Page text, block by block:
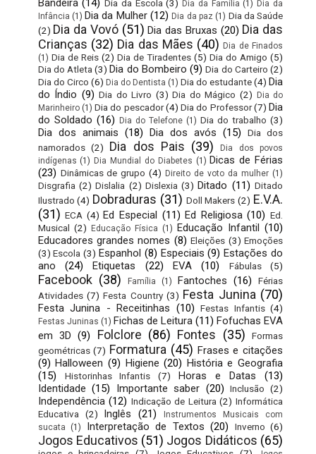
Bandeira (14) Dia da Escola (3) Dia da Família (1) Dia da
Infância (1) Dia da Mulher (12) Dia da paz (1) Dia da Saúde
(2) Dia da Vovó (51) Dia das Bruxas (20) Dia das
Crianças (32) Dia das Mães (40) Dia de Finados
(1) Dia de Reis (2) Dia de Tiradentes (5) Dia do Amigo (5)
Dia do Atleta (3) Dia do Bombeiro (9) Dia do Carteiro (2)
Dia do Circo (6) Dia do Dentista (1) Dia do estudante(4) Dia
do Índio (9) Dia do Livro (3) Dia do Mágico (2) Dia do
Marinheiro (1) Dia do pescador (4) Dia do Professor (7) Dia
do Soldado (16) Dia do Telefone (1) Dia do trabalho (3)
Dia dos animais (18) Dia dos avós (15)
Dia dos
namorados (2) Dia dos Pais (39)
Dia dos povos
indígenas (1) Dia Mundial do Diabetes (1) Dicas de Férias
(23) Dinâmicas de grupo (4) Direito de voto da mulher (1)
Disgrafia (2) Dislalia (2) Dislexia (3) Ditado (11) Ditado
Ilustrado (4) Dobraduras (31) Doll Makers (2) E.V.A.
(31) ECA (4) Ed Especial (11) Ed Religiosa (10) Ed.
Musical (2) Educação Física (1) Educação Infantil (10)
Educadores grandes nomes (8) Eleições (3) Emoções
(3) Escola (3) Espanhol (8) Especiais (9) Estações do
ano
(24) Etiquetas (22) EVA (10) Fábulas (5)
Facebook (38) Família (1) Fantoches (16)
Férias
Atividades (7) Festa Country (3) Festa Junina (70)
Festa Junina - Receitinhas (10) Festas Infantis (4)
Festas Juninas (1) Fichas de Leitura (11) Fofuchas EVA
em 3D (9) Folclore (86) Fontes (35)
Formas
geométricas (7) Formatura (45) Frases e citações
(9) Halloween (9) Higiene (20) História e Geografia
(15)
Historinhas Infantis (7) Horas e Datas
(13)
Identidade (15) Importante saber (20) Inclusão (2)
Independência (12) Indicação de Leitura (2) Informática
Educativa
(2) Inglês (21)
Instrumentos Musicais com
sucata
(1) Interpretação de Textos (20) Inverno (6)
Jogos Educativos (51) Jogos Didáticos (65)